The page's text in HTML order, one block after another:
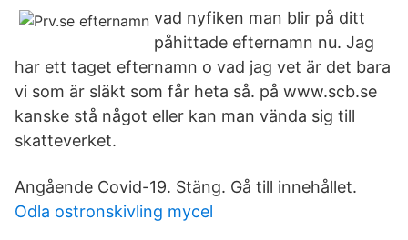
vad nyfiken man blir på ditt
påhittade efternamn nu. Jag
har ett taget efternamn o vad jag vet är det bara
vi som är släkt som får heta så. på www.scb.se
kanske stå något eller kan man vända sig till
skatteverket.
Angående Covid-19. Stäng. Gå till innehållet.
Odla ostronskivling mycel